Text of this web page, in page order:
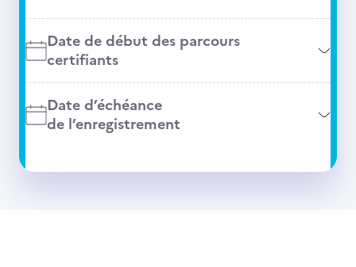
Date de début des parcours
certifiants
Date d’échéance
de l’enregistrement